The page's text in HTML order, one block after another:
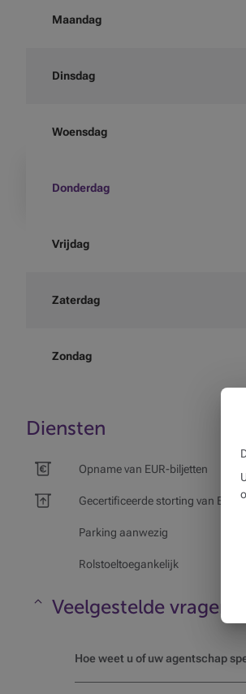
Maandag
Dinsdag
Woensdag
Donderdag
Vrijdag
Zaterdag
Zondag
Diensten
Opname van EUR-biljetten
Gecertificeerde storting van EUR-
Parking aanwezig
Rolstoeltoegankelijk
Maskeren
Veelgestelde vragen
Hoe weet u of uw agentschap